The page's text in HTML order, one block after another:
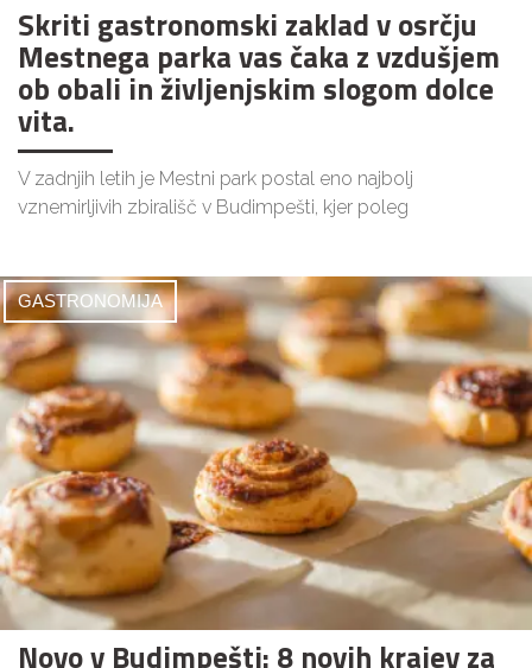
Skriti gastronomski zaklad v osrčju
Mestnega parka vas čaka z vzdušjem
ob obali in življenjskim slogom dolce
vita.
V zadnjih letih je Mestni park postal eno najbolj
vznemirljivih zbirališč v Budimpešti, kjer poleg
GASTRONOMIJA
Novo v Budimpešti: 8 novih krajev za